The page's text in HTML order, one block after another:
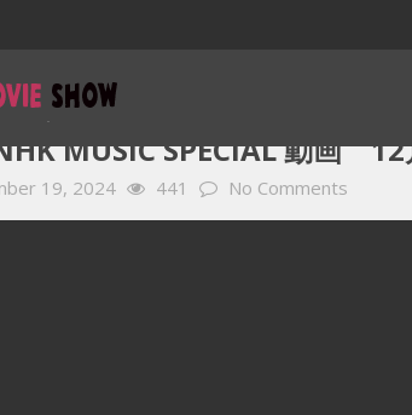
MUSIC SPECIAL 動画 12
19, 2024 441 No Comments